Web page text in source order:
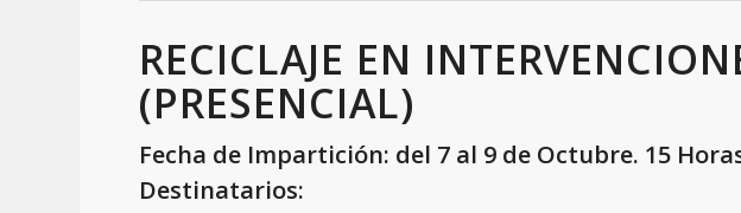
RECICLAJE EN
(PRESENCIAL)
Fecha de Impartición: del 7 al 9 de Octubre. 15
Destinatarios: